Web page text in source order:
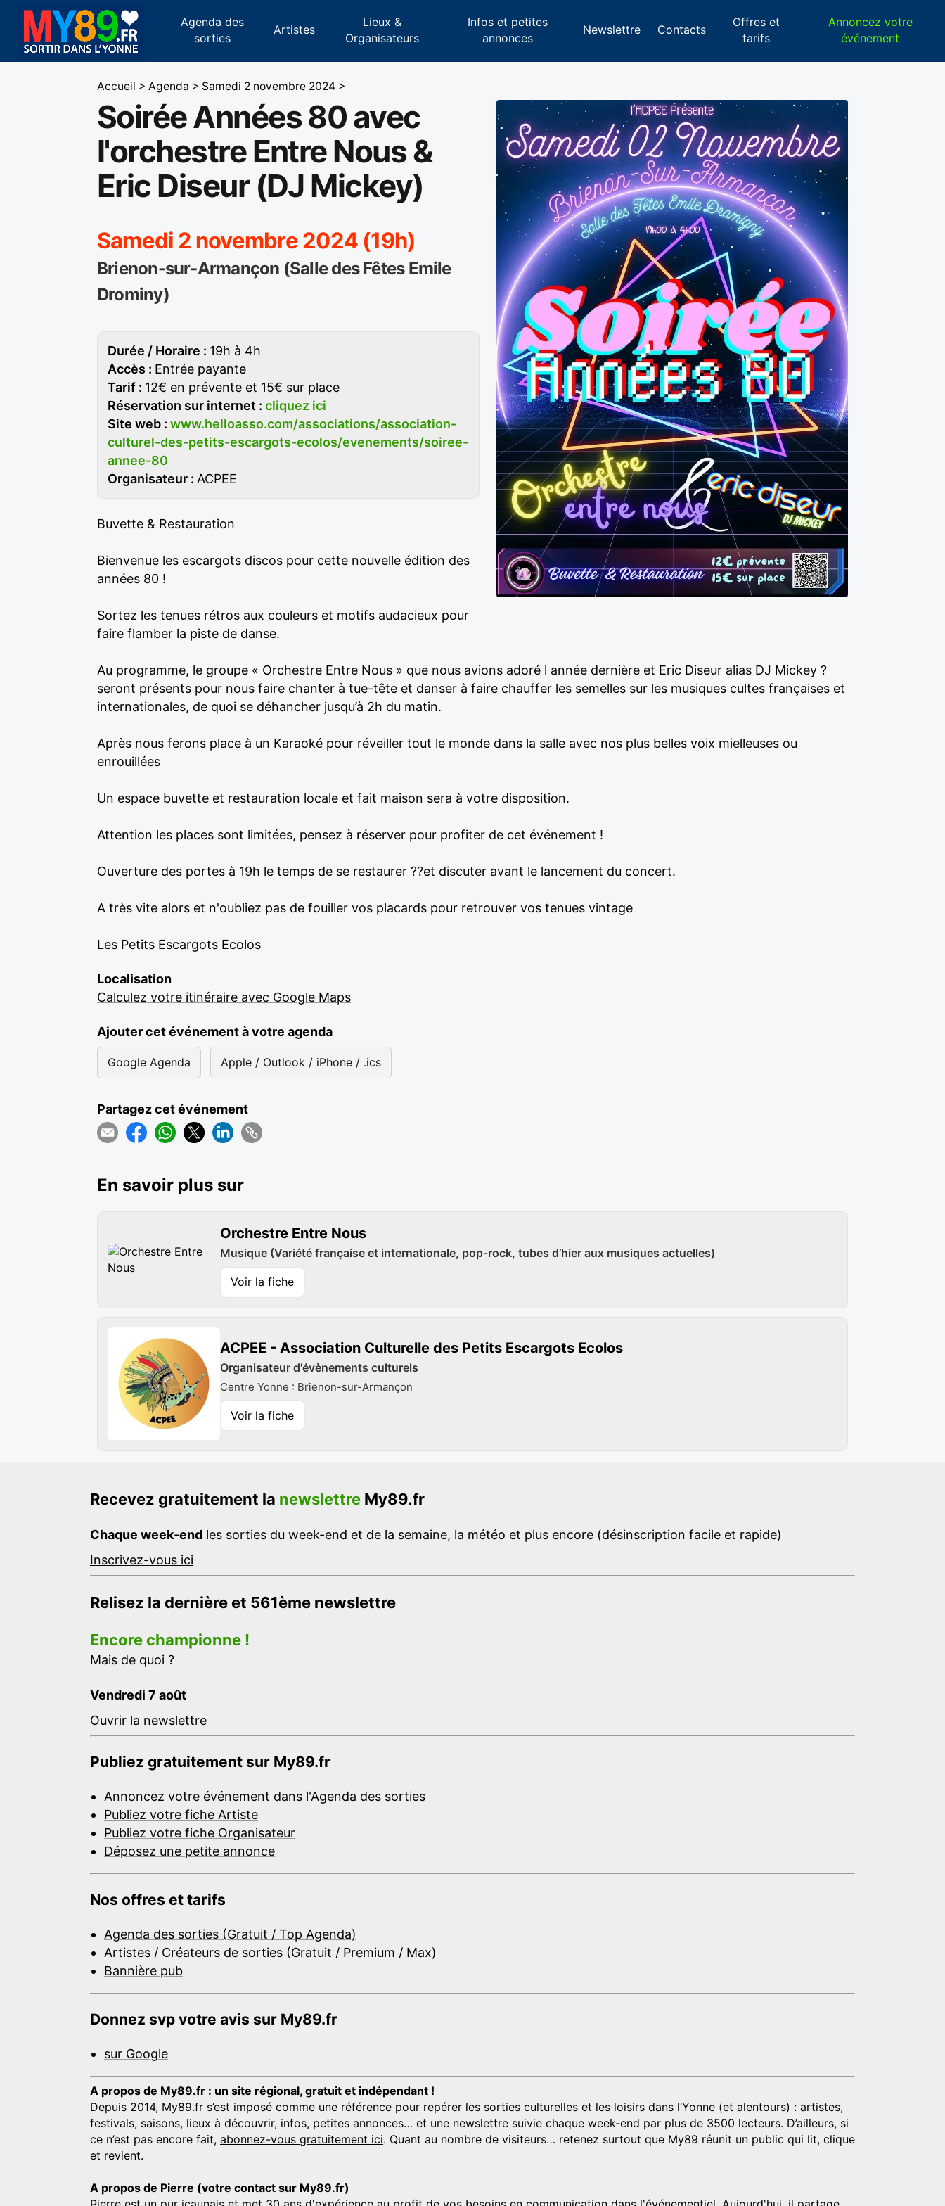
Agenda des
sorties
Artistes
Lieux &
Organisateurs
Infos et petites
annonces
Newslettre Contacts
Offres et
tarifs
Annoncez votre
événement
Accueil > Agenda > Samedi 2 novembre 2024 >
Soirée Années 80 avec
l'orchestre Entre Nous &
Eric Diseur (DJ Mickey)
Samedi 2 novembre 2024 (19h)
Brienon-sur-Armançon (Salle des Fêtes Emile
Drominy)
Durée / Horaire : 19h à 4h
Accès : Entrée payante
Tarif : 12€ en prévente et 15€ sur place
Réservation sur internet : cliquez ici
Site web : www.helloasso.com/associations/association-
culturel-des-petits-escargots-ecolos/evenements/soiree-
annee-80
Organisateur : ACPEE
Buvette & Restauration
Bienvenue les escargots discos pour cette nouvelle édition des
années 80 !
Sortez les tenues rétros aux couleurs et motifs audacieux pour
faire flamber la piste de danse.
Au programme, le groupe « Orchestre Entre Nous » que nous avions adoré l année dernière et Eric Diseur alias DJ Mickey ?
seront présents pour nous faire chanter à tue-tête et danser à faire chauffer les semelles sur les musiques cultes françaises et
internationales, de quoi se déhancher jusqu’à 2h du matin.
Après nous ferons place à un Karaoké pour réveiller tout le monde dans la salle avec nos plus belles voix mielleuses ou
enrouillées
Un espace buvette et restauration locale et fait maison sera à votre disposition.
Attention les places sont limitées, pensez à réserver pour profiter de cet événement !
Ouverture des portes à 19h le temps de se restaurer ??et discuter avant le lancement du concert.
A très vite alors et n'oubliez pas de fouiller vos placards pour retrouver vos tenues vintage
Les Petits Escargots Ecolos
Localisation
Calculez votre itinéraire avec Google Maps
Ajouter cet événement à votre agenda
Google Agenda Apple / Outlook / iPhone / .ics
Partagez cet événement
En savoir plus sur
Orchestre Entre Nous
Musique (Variété française et internationale, pop-rock, tubes d’hier aux musiques actuelles)
Voir la fiche
ACPEE - Association Culturelle des Petits Escargots Ecolos
Organisateur d'évènements culturels
Centre Yonne : Brienon-sur-Armançon
Voir la fiche
Recevez gratuitement la newslettre My89.fr
Chaque week-end les sorties du week-end et de la semaine, la météo et plus encore (désinscription facile et rapide)
Inscrivez-vous ici
Relisez la dernière et 561ème newslettre
Encore championne !
Mais de quoi ?
Vendredi 7 août
Ouvrir la newslettre
Publiez gratuitement sur My89.fr
Annoncez votre événement dans l'Agenda des sorties
Publiez votre fiche Artiste
Publiez votre fiche Organisateur
Déposez une petite annonce
Nos offres et tarifs
Agenda des sorties (Gratuit / Top Agenda)
Artistes / Créateurs de sorties (Gratuit / Premium / Max)
Bannière pub
Donnez svp votre avis sur My89.fr
sur Google
A propos de My89.fr : un site régional, gratuit et indépendant !
Depuis 2014, My89.fr s’est imposé comme une référence pour repérer les sorties culturelles et les loisirs dans l’Yonne (et alentours) : artistes,
festivals, saisons, lieux à découvrir, infos, petites annonces… et une newslettre suivie chaque week-end par plus de 3500 lecteurs. D’ailleurs, si
ce n’est pas encore fait, abonnez-vous gratuitement ici. Quant au nombre de visiteurs… retenez surtout que My89 réunit un public qui lit, clique
et revient.
A propos de Pierre (votre contact sur My89.fr)